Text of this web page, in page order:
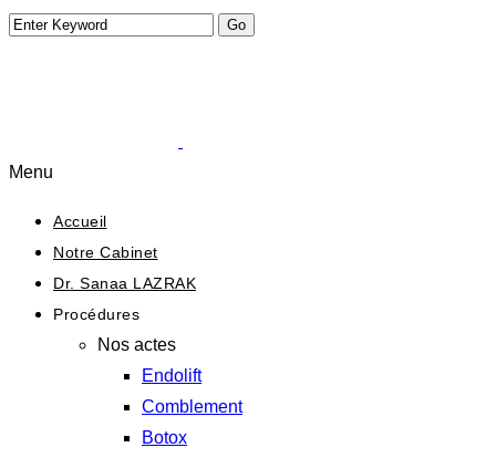
Menu
Accueil
Notre Cabinet
Dr. Sanaa LAZRAK
Procédures
Nos actes
Endolift
Comblement
Botox